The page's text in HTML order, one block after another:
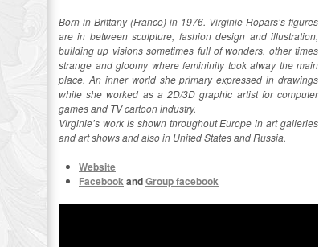
Born in Brittany (France) in 1976. Virginie Ropars’s figures
are in between sculpture, fashion design and illustration,
building up visions sometimes full of wonders, other times
strange and gloomy where femininity took alway the main
place. An inner world she primary expressed in drawings
while she worked as a 2D/3D graphic artist for computer
games and TV cartoon industry.
Virginie’s work is shown throughout Europe in art galleries
and art shows and also in United States and Russia.
Website
Facebook andGroup facebook